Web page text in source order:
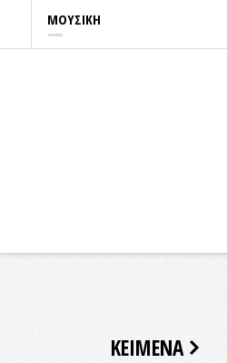
ΜΟΥΣΙΚΗ
ΚΕΙΜΕΝΑ